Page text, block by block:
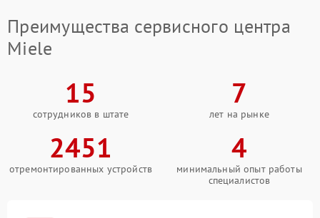
Преимущества сервисного центра
Miele
15
сотрудников в штате
7
лет на рынке
2451
отремонтированных устройств
4
минимальный опыт работы
специалистов